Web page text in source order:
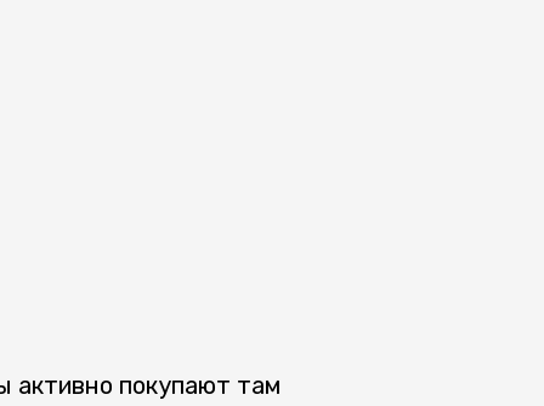
активно покупают там